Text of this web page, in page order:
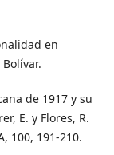
en
de 1917 y su
E. y Flores, R.
100, 191-210.